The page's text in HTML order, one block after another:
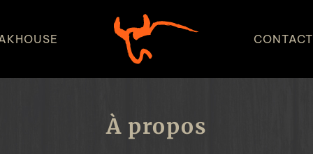
CONTACT
À propos